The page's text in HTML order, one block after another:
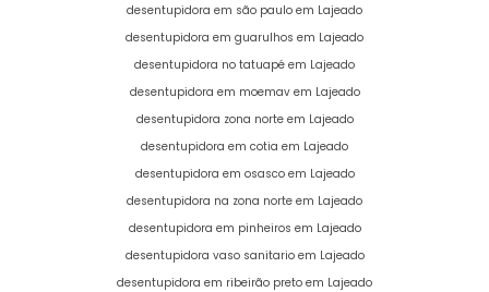
desentupidora em são paulo em Lajeado
desentupidora em guarulhos em Lajeado
desentupidora no tatuapé em Lajeado
desentupidora em moemav em Lajeado
desentupidora zona norte em Lajeado
desentupidora em cotia em Lajeado
desentupidora em osasco em Lajeado
desentupidora na zona norte em Lajeado
desentupidora em pinheiros em Lajeado
desentupidora vaso sanitario em Lajeado
desentupidora em ribeirão preto em Lajeado